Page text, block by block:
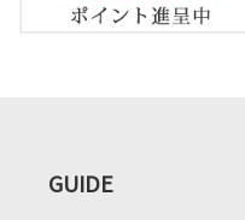
GUIDE